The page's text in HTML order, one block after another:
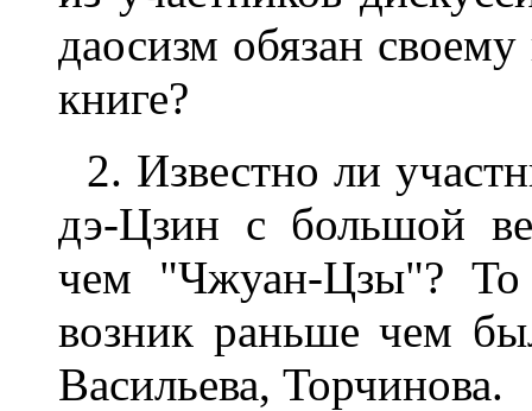
даосизм обязан
книге?
2. Известно ли
дэ-Цзин с большой
чем "Чжуан-Цзы"? То
возник раньше чем
Васильева, Торчинова.